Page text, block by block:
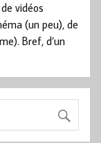
vidéos
(un peu), de
Bref, d’un